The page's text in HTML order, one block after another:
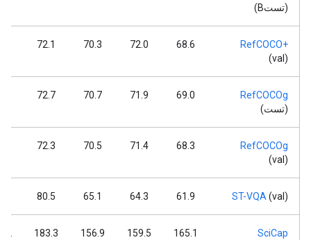
(تستB)
RefCOCO+
(val)
68.6
72.0
70.3
72.1
RefCOCOg
(تست)
69.0
71.9
70.7
72.7
RefCOCOg
(val)
68.3
71.4
70.5
72.3
ST-VQA (val)
61.9
64.3
65.1
80.5
SciCap
165.1
159.5
156.9
183.3